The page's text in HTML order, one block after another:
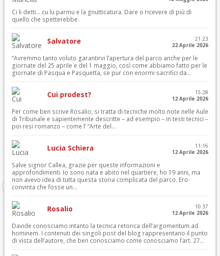
Ci li detti… cu lu parmu e la gnutticatura. Dare o ricevere di più di
quello che spetterebbe.
Salvatore
21:23
22 Aprile 2026
“Avremmo tanto voluto garantirvi l’apertura del parco anche per le
giornate del 25 aprile e del 1 maggio, così come abbiamo fatto per le
giornate di Pasqua e Pasquetta, se pur con enormi sacrifici da...
Cui prodest?
15:28
12 Aprile 2026
Per come ben scrive Rosalio, si tratta di tecniche molto note nelle Aule
di Tribunale e sapientemente descritte – ad esempio – in testi tecnici –
poi resi romanzo – come l’ “Arte del...
Lucia Schiera
11:16
12 Aprile 2026
Salve signor Callea, grazie per queste informazioni e
approfondimenti. Io sono nata e abito nel quartiere, ho 19 anni, ma
non avevo idea di tutta questa storia complicata del parco. Ero
convinta che fosse un...
Rosalio
10:37
12 Aprile 2026
Davide conosciamo intanto la tecnica retorica dell’argomentum ad
hominem. I contenuti dei singoli post del blog rappresentano il punto
di vista dell’autore, che ben conosciamo come conosciamo l’art. 27...